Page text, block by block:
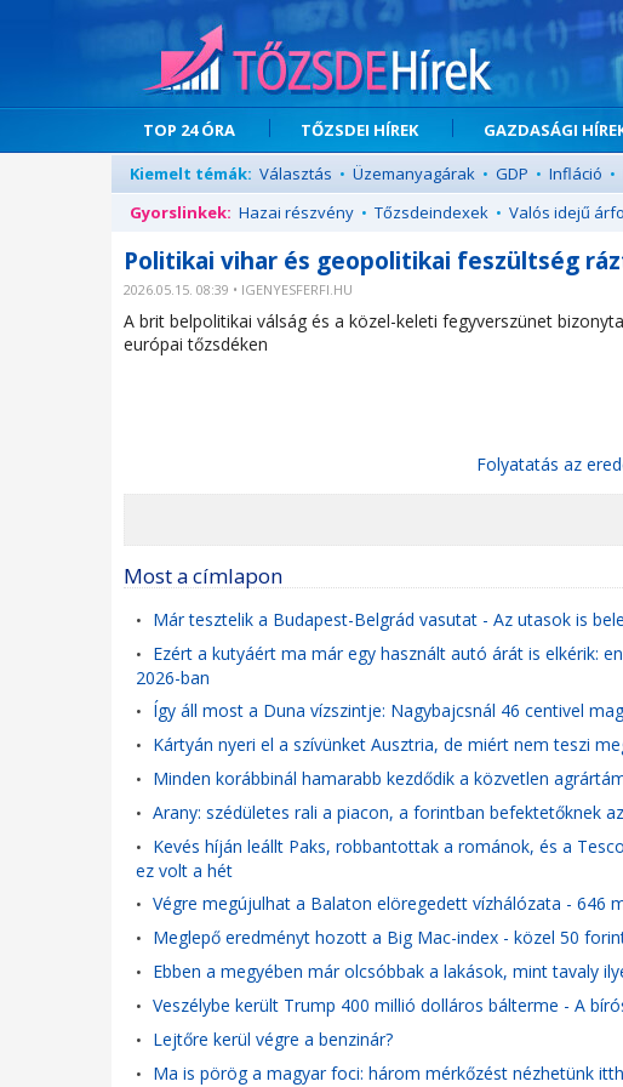
TOP 24 ÓRA TŐZSDEI HÍREK GAZDASÁGI
Kiemelt témák: Választás • Üzemanyagárak • GDP • Infláció •
Gyorslinkek: Hazai részvény • Tőzsdeindexek • Valós idejű
Politikai vihar és geopolitikai feszültség
2026.05.15. 08:39 • IGENYESFERFI.HU
A brit belpolitikai válság és a közel-keleti fegyverszünet
európai tőzsdéken
Folyatatás az
Most a címlapon
• Már tesztelik a Budapest-Belgrád vasutat - Az utasok is
• Ezért a kutyáért ma már egy használt autó árát is elkérik:
2026-ban
• Így áll most a Duna vízszintje: Nagybajcsnál 46 centivel
• Kártyán nyeri el a szívünket Ausztria, de miért nem teszi
• Minden korábbinál hamarabb kezdődik a közvetlen
• Arany: szédületes rali a piacon, a forintban befektetőknek
• Kevés híján leállt Paks, robbantottak a románok, és a
ez volt a hét
• Végre megújulhat a Balaton elöregedett vízhálózata - 646
• Meglepő eredményt hozott a Big Mac-index - közel 50
• Ebben a megyében már olcsóbbak a lakások, mint tavaly
• Veszélybe került Trump 400 millió dolláros bálterme - A
• Lejtőre kerül végre a benzinár?
• Ma is pörög a magyar foci: három mérkőzést nézhetünk